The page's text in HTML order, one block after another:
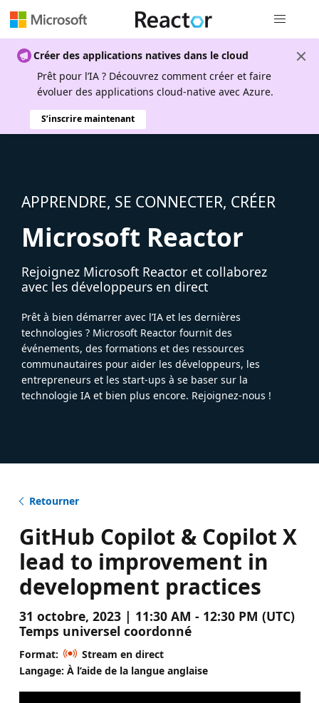
Créer des applications natives dans le cloud
Prêt pour l’IA ? Découvrez comment créer et faire
évoluer des applications cloud-native avec Azure.
S’inscrire maintenant
APPRENDRE, SE CONNECTER, CRÉER
Microsoft Reactor
Rejoignez Microsoft Reactor et collaborez
avec les développeurs en direct
Prêt à bien démarrer avec l’IA et les dernières
technologies ? Microsoft Reactor fournit des
événements, des formations et des ressources
communautaires pour aider les développeurs, les
entrepreneurs et les start-ups à se baser sur la
technologie IA et bien plus encore. Rejoignez-nous !
Retourner
GitHub Copilot & Copilot X
lead to improvement in
development practices
31 octobre, 2023 | 11:30 AM - 12:30 PM (UTC)
Temps universel coordonné
Format:
Stream en direct
Langage: À l’aide de la langue anglaise